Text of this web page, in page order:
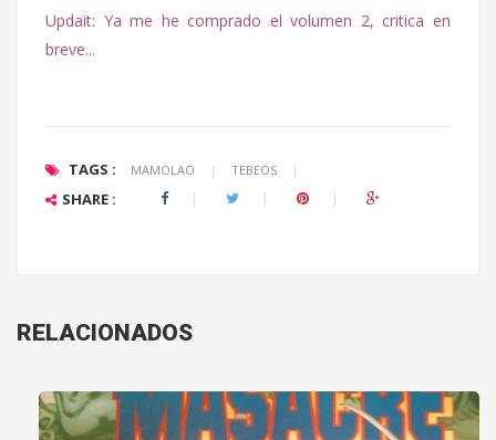
Updait: Ya me he comprado el volumen 2, critica en
breve...
TAGS : MAMOLAO | TEBEOS |
SHARE :
RELACIONADOS